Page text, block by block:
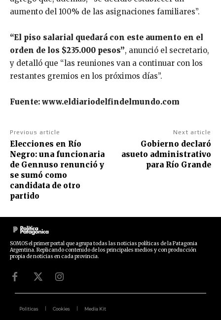
aumento del 100% de las asignaciones familiares”.
“El piso salarial quedará con este aumento en el
orden de los $235.000 pesos”, anunció el secretario,
y detalló que “las reuniones van a continuar con los
restantes gremios en los próximos días”.
Fuente: www.eldiariodelfindelmundo.com
Previous article
Elecciones en Río
Negro: una funcionaria
de Gennuso renunció y
se sumó como
candidata de otro
partido
Next article
Gobierno declaró
asueto administrativo
para Río Grande
SOMOS el primer portal que agrupa todas las noticias políticas de la Patagonia
Argentina. Replicando contenido de los principales medios y con producción
propia de noticias en cada provincia.
Politicas Cookies Media Kit